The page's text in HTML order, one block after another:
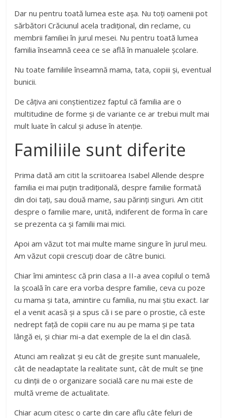
Dar nu pentru toată lumea este așa. Nu toți oamenii pot
sărbători Crăciunul acela tradițional, din reclame, cu
membrii familiei în jurul mesei. Nu pentru toată lumea
familia înseamnă ceea ce se află în manualele școlare.
Nu toate familiile înseamnă mama, tata, copiii și, eventual
bunicii.
De câțiva ani conștientizez faptul că familia are o
multitudine de forme și de variante ce ar trebui mult mai
mult luate în calcul și aduse în atenție.
Familiile sunt diferite
Prima dată am citit la scriitoarea Isabel Allende despre
familia ei mai puțin tradițională, despre familie formată
din doi tați, sau două mame, sau părinți singuri. Am citit
despre o familie mare, unită, indiferent de forma în care
se prezenta ca și familii mai mici.
Apoi am văzut tot mai multe mame singure în jurul meu.
Am văzut copii crescuți doar de către bunici.
Chiar îmi amintesc că prin clasa a II-a avea copilul o temă
la școală în care era vorba despre familie, ceva cu poze
cu mama și tata, amintire cu familia, nu mai știu exact. Iar
el a venit acasă și a spus că i se pare o prostie, că este
nedrept față de copiii care nu au pe mama și pe tata
lângă ei, și chiar mi-a dat exemple de la el din clasă.
Atunci am realizat și eu cât de greșite sunt manualele,
cât de neadaptate la realitate sunt, cât de mult se ține
cu dinții de o organizare socială care nu mai este de
multă vreme de actualitate.
Chiar acum citesc o carte din care aflu câte feluri de